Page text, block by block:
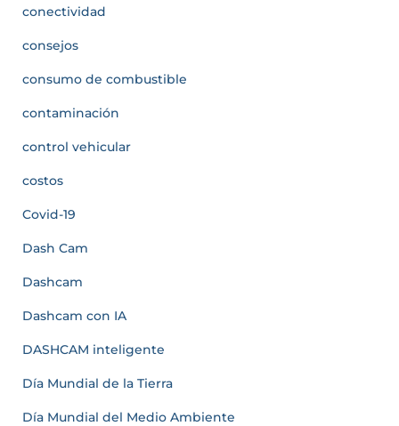
conectividad
consejos
consumo de combustible
contaminación
control vehicular
costos
Covid-19
Dash Cam
Dashcam
Dashcam con IA
DASHCAM inteligente
Día Mundial de la Tierra
Día Mundial del Medio Ambiente